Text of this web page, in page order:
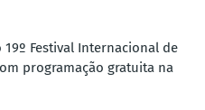
19º Festival Internacional de
programação gratuita na